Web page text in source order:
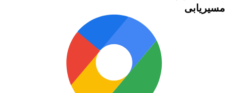
مسیریابی